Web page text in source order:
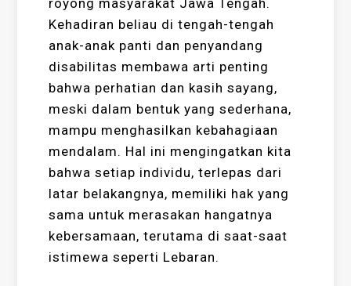
royong masyarakat Jawa Tengah.
Kehadiran beliau di tengah-tengah
anak-anak panti dan penyandang
disabilitas membawa arti penting
bahwa perhatian dan kasih sayang,
meski dalam bentuk yang sederhana,
mampu menghasilkan kebahagiaan
mendalam. Hal ini mengingatkan kita
bahwa setiap individu, terlepas dari
latar belakangnya, memiliki hak yang
sama untuk merasakan hangatnya
kebersamaan, terutama di saat-saat
istimewa seperti Lebaran.